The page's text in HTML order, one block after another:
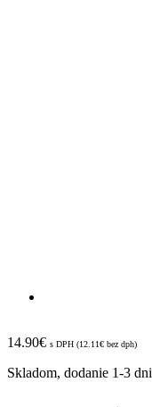
14.90€ s DPH (12.11€ bez dph)
Skladom, dodanie 1-3 dni